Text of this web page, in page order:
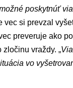
poskytnúť
vec si prevzal
preveruje ako
vraždy. „
vo